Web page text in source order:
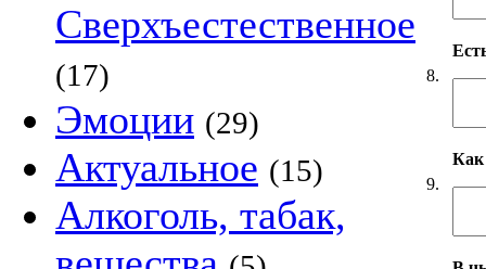
Сверхъестественное
(17)
Эмоции (29)
Актуальное (15)
Алкоголь, табак,
8.
9.
Как